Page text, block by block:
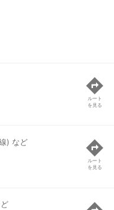
ルート
を見る
) など
ルート
を見る